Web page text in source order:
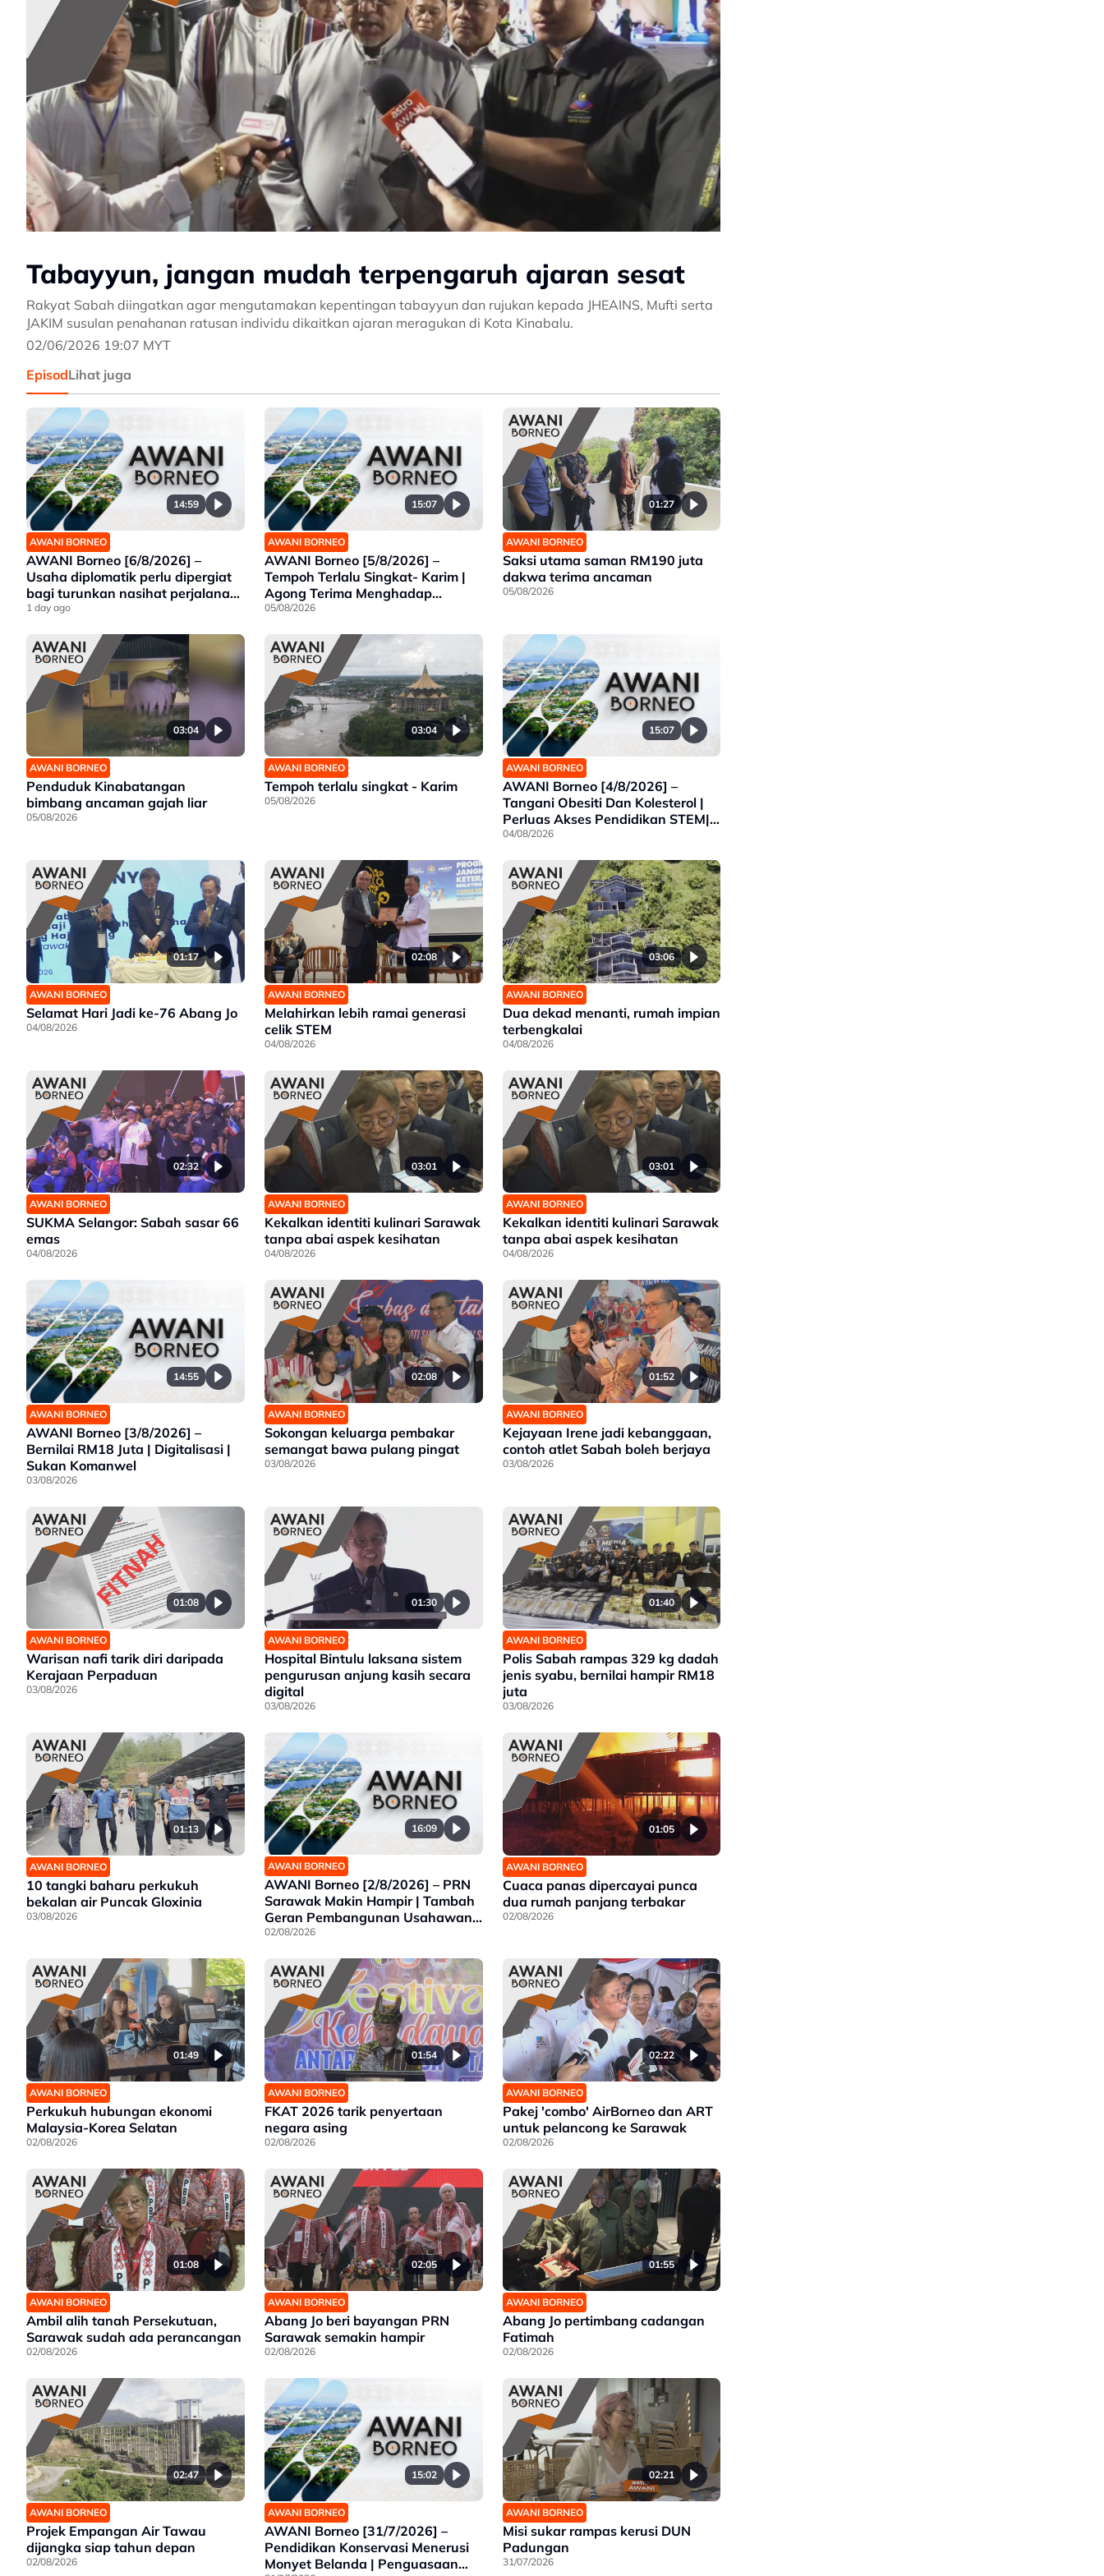
Tabayyun, jangan mudah terpengaruh ajaran sesat
Rakyat Sabah diingatkan agar mengutamakan kepentingan tabayyun dan rujukan kepada JHEAINS, Mufti serta
JAKIM susulan penahanan ratusan individu dikaitkan ajaran meragukan di Kota Kinabalu.
02/06/2026 19:07 MYT
EpisodLihat juga
14:59
AWANI BORNEO
AWANI Borneo [6/8/2026] –
Usaha diplomatik perlu dipergiat
bagi turunkan nasihat perjalanan
ke ESSZONE – Hajiji | Politeknik
keperluan industri Sabah |
Jawatankuasa khas ditubuh
perkasa usaha beli produk
tempatan
1 day ago
15:07
AWANI BORNEO
AWANI Borneo [5/8/2026] –
Tempoh Terlalu Singkat- Karim |
Agong Terima Menghadap
Premier Sarawak | Ancaman
05/08/2026
01:27
AWANI BORNEO
Saksi utama saman RM190 juta
dakwa terima ancaman
05/08/2026
03:04
AWANI BORNEO
Penduduk Kinabatangan
bimbang ancaman gajah liar
05/08/2026
03:04
AWANI BORNEO
Tempoh terlalu singkat - Karim
05/08/2026
15:07
AWANI BORNEO
AWANI Borneo [4/8/2026] –
Tangani Obesiti Dan Kolesterol |
Perluas Akses Pendidikan STEM|
Sabah Intai Juara SUKMA
04/08/2026
01:17
AWANI BORNEO
Selamat Hari Jadi ke-76 Abang Jo
04/08/2026
02:08
AWANI BORNEO
Melahirkan lebih ramai generasi
celik STEM
04/08/2026
03:06
AWANI BORNEO
Dua dekad menanti, rumah impian
terbengkalai
04/08/2026
02:32
AWANI BORNEO
SUKMA Selangor: Sabah sasar 66
emas
04/08/2026
03:01
AWANI BORNEO
Kekalkan identiti kulinari Sarawak
tanpa abai aspek kesihatan
04/08/2026
03:01
AWANI BORNEO
Kekalkan identiti kulinari Sarawak
tanpa abai aspek kesihatan
04/08/2026
14:55
AWANI BORNEO
AWANI Borneo [3/8/2026] –
Bernilai RM18 Juta | Digitalisasi |
Sukan Komanwel
03/08/2026
02:08
AWANI BORNEO
Sokongan keluarga pembakar
semangat bawa pulang pingat
03/08/2026
01:52
AWANI BORNEO
Kejayaan Irene jadi kebanggaan,
contoh atlet Sabah boleh berjaya
03/08/2026
01:08
AWANI BORNEO
Warisan nafi tarik diri daripada
Kerajaan Perpaduan
03/08/2026
01:30
AWANI BORNEO
Hospital Bintulu laksana sistem
pengurusan anjung kasih secara
digital
03/08/2026
01:40
AWANI BORNEO
Polis Sabah rampas 329 kg dadah
jenis syabu, bernilai hampir RM18
juta
03/08/2026
01:13
AWANI BORNEO
10 tangki baharu perkukuh
bekalan air Puncak Gloxinia
03/08/2026
16:09
AWANI BORNEO
AWANI Borneo [2/8/2026] – PRN
Sarawak Makin Hampir | Tambah
Geran Pembangunan Usahawan
Wanita | Projek Empangan Air
02/08/2026
01:05
AWANI BORNEO
Cuaca panas dipercayai punca
dua rumah panjang terbakar
02/08/2026
01:49
AWANI BORNEO
Perkukuh hubungan ekonomi
Malaysia-Korea Selatan
02/08/2026
01:54
AWANI BORNEO
FKAT 2026 tarik penyertaan
negara asing
02/08/2026
02:22
AWANI BORNEO
Pakej 'combo' AirBorneo dan ART
untuk pelancong ke Sarawak
02/08/2026
01:08
AWANI BORNEO
Ambil alih tanah Persekutuan,
Sarawak sudah ada perancangan
02/08/2026
02:05
AWANI BORNEO
Abang Jo beri bayangan PRN
Sarawak semakin hampir
02/08/2026
01:55
AWANI BORNEO
Abang Jo pertimbang cadangan
Fatimah
02/08/2026
02:47
AWANI BORNEO
Projek Empangan Air Tawau
dijangka siap tahun depan
02/08/2026
15:02
AWANI BORNEO
AWANI Borneo [31/7/2026] –
Pendidikan Konservasi Menerusi
Monyet Belanda | Penguasaan
02:21
AWANI BORNEO
Misi sukar rampas kerusi DUN
Padungan
31/07/2026